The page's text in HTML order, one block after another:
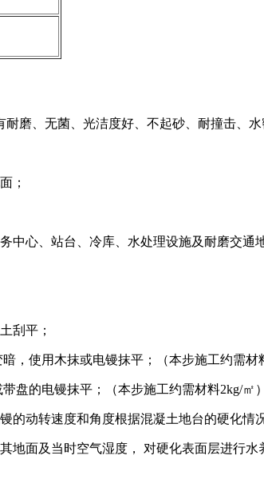
、无菌、光洁度好、不起砂、耐撞击、水
；
心、站台、冷库、水处理设施及耐磨交通
刮平；
使用木抹或电镘抹平；（本步施工约需材
的电镘抹平；（本步施工约需材料2kg/㎡）
动转速度和角度根据混凝土地台的硬化情
面及当时空气湿度， 对硬化表面层进行水